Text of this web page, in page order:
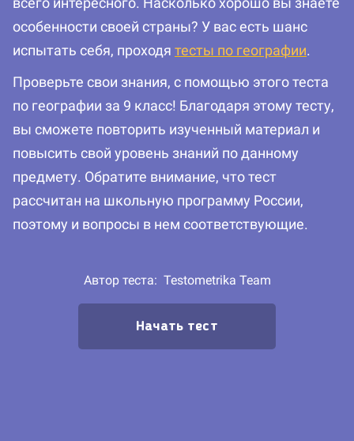
особенности своей страны? У вас есть шанс
испытать себя, проходя тесты по географии.
Проверьте свои знания, с помощью этого теста
по географии за 9 класс! Благодаря этому тесту,
вы сможете повторить изученный материал и
повысить свой уровень знаний по данному
предмету. Обратите внимание, что тест
рассчитан на школьную программу России,
поэтому и вопросы в нем соответствующие.
Автор теста: Testometrika Team
Начать тест